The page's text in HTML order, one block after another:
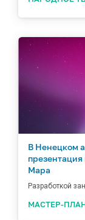
В Ненецком
Мара
Разработкой
МАСТЕР-